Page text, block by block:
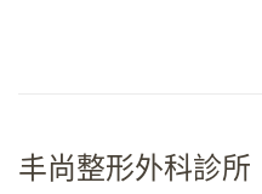
丰尚整形外科診所